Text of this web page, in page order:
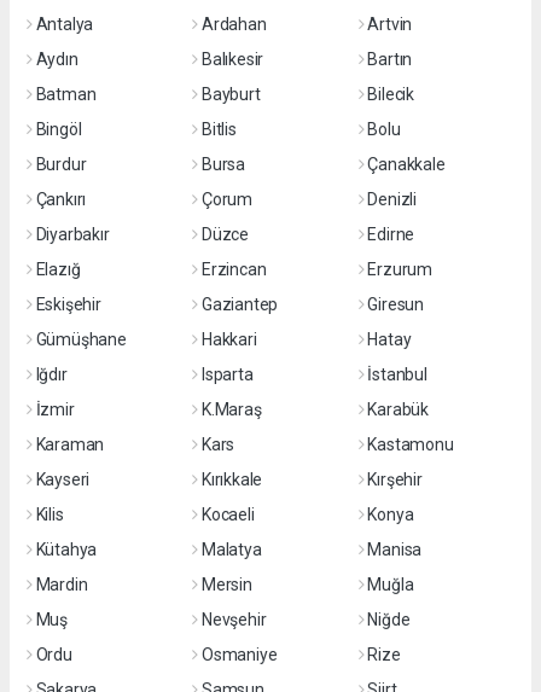
Antalya
Ardahan
Artvin
Aydın
Balıkesir
Bartın
Batman
Bayburt
Bilecik
Bingöl
Bitlis
Bolu
Burdur
Bursa
Çanakkale
Çankırı
Çorum
Denizli
Diyarbakır
Düzce
Edirne
Elazığ
Erzincan
Erzurum
Eskişehir
Gaziantep
Giresun
Gümüşhane
Hakkari
Hatay
Iğdır
Isparta
İstanbul
İzmir
K.Maraş
Karabük
Karaman
Kars
Kastamonu
Kayseri
Kırıkkale
Kırşehir
Kilis
Kocaeli
Konya
Kütahya
Malatya
Manisa
Mardin
Mersin
Muğla
Muş
Nevşehir
Niğde
Ordu
Osmaniye
Rize